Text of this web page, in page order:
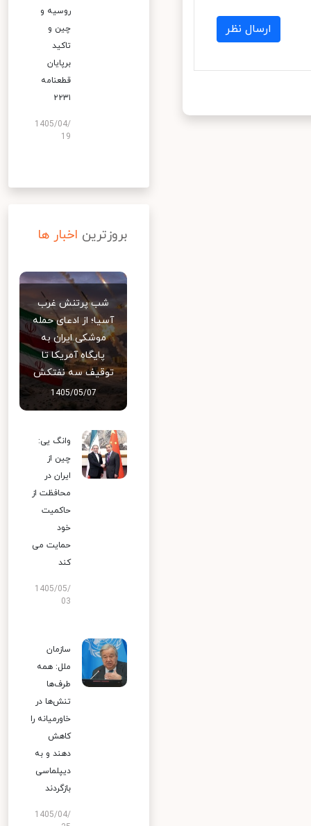
ارسال نظر
روسیه و
چین و
تاکید
برپایان
قطعنامه
۲۲۳۱
1405/04/
19
بروزترین اخبار ها
شب پرتنش غرب
آسیا؛ از ادعای حمله
موشکی ایران به
پایگاه آمریکا تا
توقیف سه نفتکش
1405/05/07
وانگ یی:
چین از
ایران در
محافظت از
حاکمیت
خود
حمایت می
کند
1405/05/
03
سازمان
ملل: همه
طرف‌ها
تنش‌ها در
خاورمیانه را
کاهش
دهند و به
دیپلماسی
بازگردند
1405/04/